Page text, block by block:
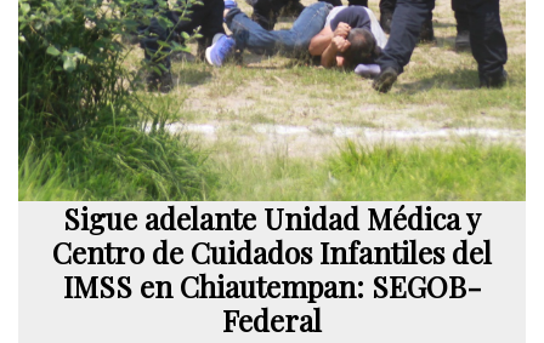
Sigue adelante Unidad Médica y
Centro de Cuidados Infantiles del
IMSS en Chiautempan: SEGOB-
Federal